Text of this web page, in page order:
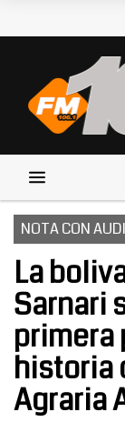
NOTA CON
La
Sarnari
primera
historia
Agraria